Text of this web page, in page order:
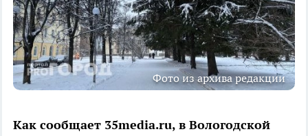
Фото из архива редакции
Как сообщает 35media.ru, в Вологодской